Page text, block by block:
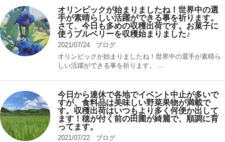
オリンピックが始まりましたね！世界中の選
手が素晴らしい活躍ができる事を祈ります。
さて、今日も多めの収穫出荷です。お菓子に
使うブルベリーを収穫始まりました♪
2021/07/24
ブログ
オリンピックが始まりましたね！世界中の選手が素晴ら
しい活躍ができる事を祈ります。 ...
今日から連休で各地でイベント中止が多いで
すが、食料品は美味しい野菜果物が満載で
す。収穫出荷はいつもより多く何便か出して
ます！穂が付く前の田圃が綺麗で、順調に育
ってます。
2021/07/22
ブログ